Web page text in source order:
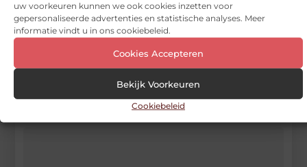
uw voorkeuren kunnen we ook cookies inzetten voor
gepersonaliseerde advertenties en statistische analyses. Meer
informatie vindt u in ons cookiebeleid.
Cookies Accepteren
Bekijk Voorkeuren
Cookiebeleid
met bloggen op
Vinden nu
Registreer hier